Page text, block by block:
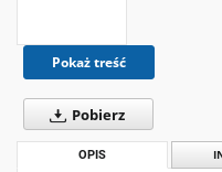
Pokaż treść
Pobierz
OPIS